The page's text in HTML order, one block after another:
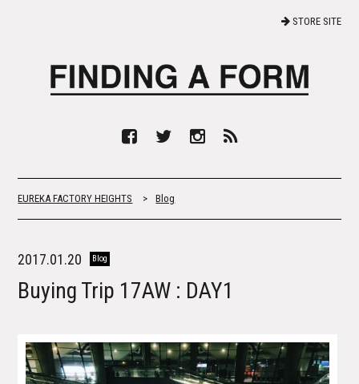
STORE SITE
EUREKA FACTORY HEIGHTS > Blog
2017.01.20 Blog
Buying Trip 17AW : DAY1